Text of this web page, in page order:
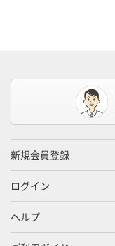
新規会員登録
ログイン
ヘルプ